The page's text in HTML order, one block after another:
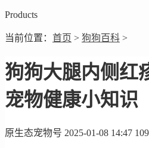
Products
当前位置： 首页 > 狗狗百科 >
狗狗大腿内侧红
宠物健康小知识
原生态宠物号 2025-01-08 14:47 109